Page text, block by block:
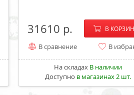
31610 − В
В сравнение В
На складах В наличии
Доступно в магазинах 2 шт.